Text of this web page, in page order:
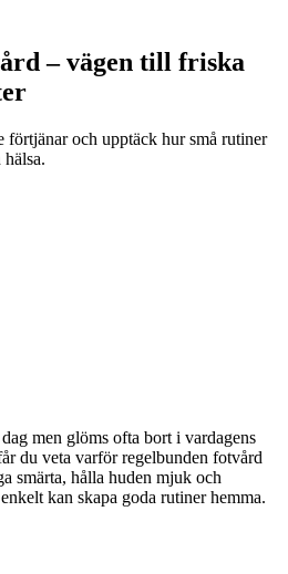
– vägen till friska
förtjänar och upptäck hur små rutiner
men glöms ofta bort i vardagens
du veta varför regelbunden fotvård
smärta, hålla huden mjuk och
kan skapa goda rutiner hemma.